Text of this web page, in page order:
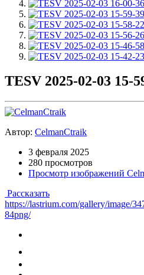
TESV 2025-02-03 15-
Автор: CelmanCtraik
3 февраля 2025
280 просмотров
Просмотр изображений
Рассказать
https://lastrium.com/gallery/image/
84png/